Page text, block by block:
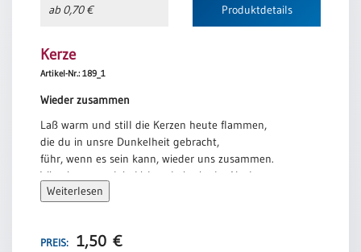
Neutral
Urkunden
Sortimente
Themen
Anlässe
ab 0,70 € Produktdetails
Kerze
Artikel-Nr.: 189_1
Wieder zusammen
Laß warm und still die Kerzen heute flammen,
die du in unsre Dunkelheit gebracht,
führ, wenn es sein kann, wieder uns zusammen.
Wir wissen es, dein Licht scheint in der Nacht.
Dietrich Bonhoeffer
Weiterlesen
PREIS: 1,50 €